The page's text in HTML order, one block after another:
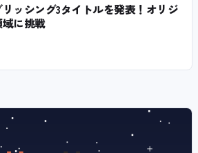
ッシング3タイトルを発表！オリジ
に挑戦